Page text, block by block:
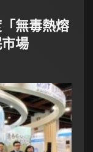
無毒熱熔
場